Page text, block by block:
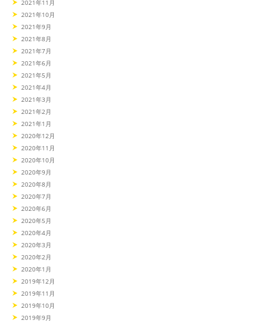
2021年11月
2021年10月
2021年9月
2021年8月
2021年7月
2021年6月
2021年5月
2021年4月
2021年3月
2021年2月
2021年1月
2020年12月
2020年11月
2020年10月
2020年9月
2020年8月
2020年7月
2020年6月
2020年5月
2020年4月
2020年3月
2020年2月
2020年1月
2019年12月
2019年11月
2019年10月
2019年9月